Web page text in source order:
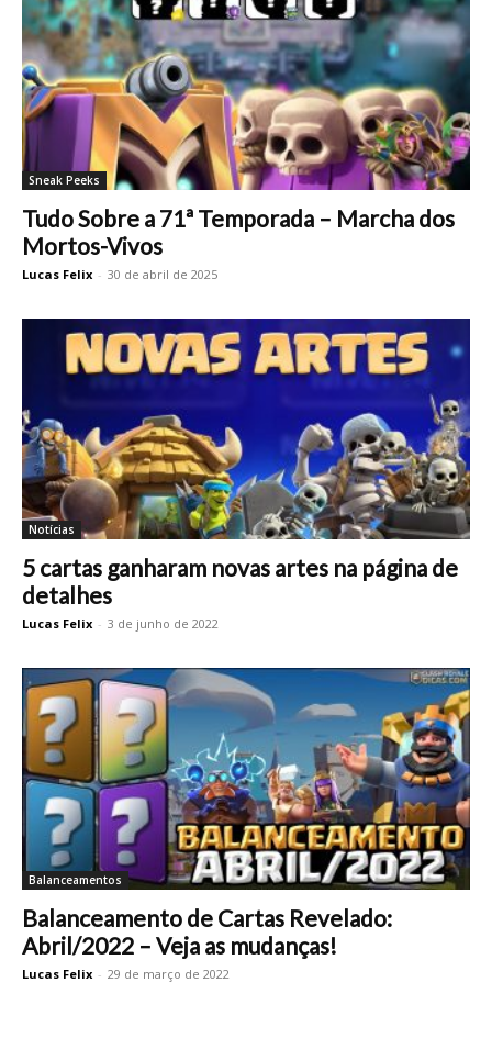
Sneak Peeks
Tudo Sobre a 71ª Temporada – Marcha dos
Mortos-Vivos
Lucas Felix - 30 de abril de 2025
Notícias
5 cartas ganharam novas artes na página de
detalhes
Lucas Felix - 3 de junho de 2022
Balanceamentos
Balanceamento de Cartas Revelado:
Abril/2022 – Veja as mudanças!
Lucas Felix - 29 de março de 2022